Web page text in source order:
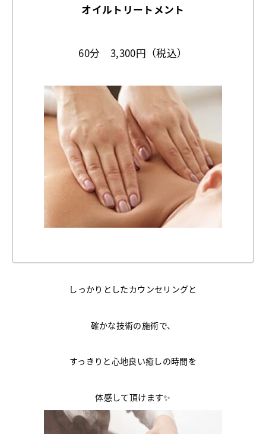
オイルトリートメント
60分 3,300円（税込）
しっかりとしたカウンセリングと
確かな技術の施術で、
すっきりと心地良い癒しの時間を
体感して頂けます✨